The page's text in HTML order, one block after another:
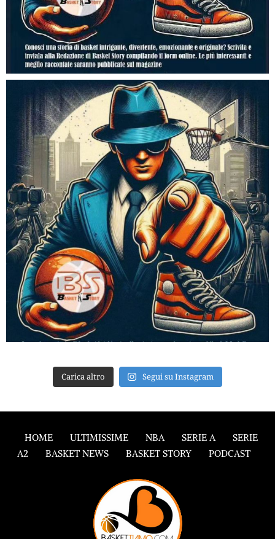
Carica altro Segui su Instagram
HOME ULTIMISSIME NBA SERIE A
SERIE
A2
BASKET NEWS BASKET STORY PODCAST